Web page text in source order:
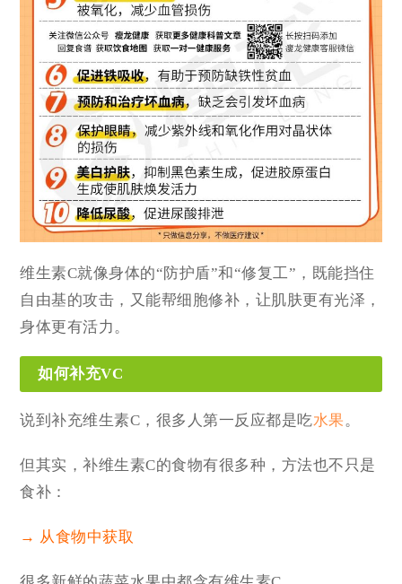
维生素C就像身体的“防护盾”和“修复工”，既能挡住
自由基的攻击，又能帮细胞修补，让肌肤更有光泽，
身体更有活力。
如何补充VC
说到补充维生素C，很多人第一反应都是吃水果 。
但其实，补维生素C的食物有很多种，方法也不只是
食补：
→ 从食物中获取